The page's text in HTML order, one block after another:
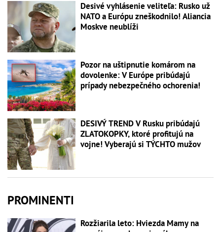
Desivé vyhlásenie veliteľa: Rusko už
NATO a Európu zneškodnilo! Aliancia
Moskve neublíži
Pozor na uštipnutie komárom na
dovolenke: V Európe pribúdajú
prípady nebezpečného ochorenia!
DESIVÝ TREND V Rusku pribúdajú
ZLATOKOPKY, ktoré profitujú na
vojne! Vyberajú si TÝCHTO mužov
PROMINENTI
Rozžiarila leto: Hviezda Mamy na